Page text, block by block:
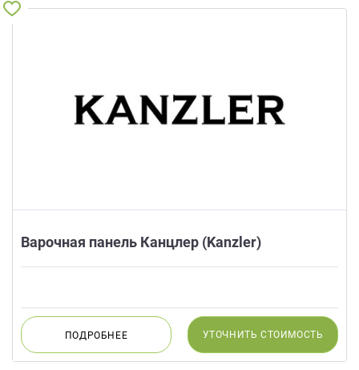
Варочная панель Канцлер (Kanzler)
ПОДРОБНЕЕ УТОЧНИТЬ СТОИМОСТЬ